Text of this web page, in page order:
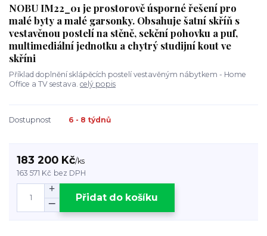
NOBU IM22_01 je prostorově úsporné řešení pro
malé byty a malé garsonky. Obsahuje šatní skříň s
vestavěnou postelí na stěně, sekční pohovku a puf,
multimediální jednotku a chytrý studijní kout ve
skříni
Příklad doplnění sklápěcích postelí vestavěným nábytkem - Home
Office a TV sestava. celý popis
Dostupnost 6 - 8 týdnů
183 200 Kč/ks
163 571 Kč bez DPH
Přidat do košíku